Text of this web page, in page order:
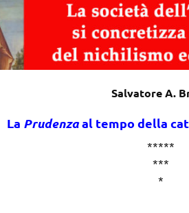
Salvatore A.
La Prudenzaal tempo della
*****
***
*